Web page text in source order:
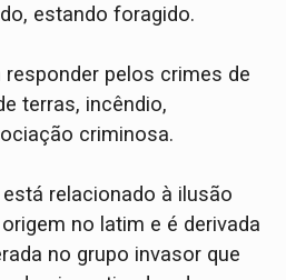
estando foragido.
pelos crimes de
terras, incêndio,
criminosa.
relacionado à ilusão
no latim e é derivada
no grupo invasor que